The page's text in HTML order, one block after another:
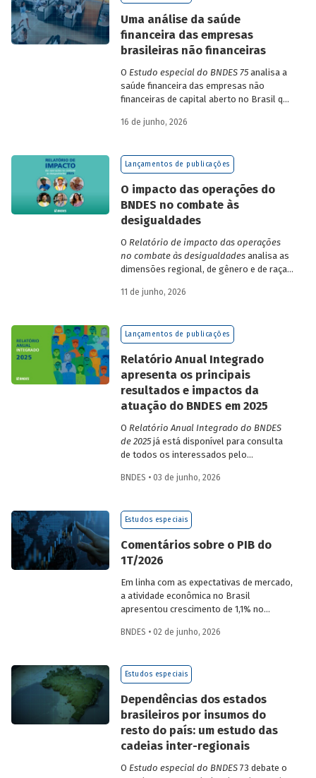
Uma análise da saúde
financeira das empresas
brasileiras não financeiras
O Estudo especial do BNDES 75analisa a
saúde financeira das empresas não
financeiras de capital aberto no Brasil que
valores. Para isso, parte de uma amostra
de finanças e seguros – e de quatro
dimensões: lucratividade, solvência,
16 de junho, 2026
Lançamentos de publicações
O impacto das operações do
BNDES no combate às
desigualdades
O Relatório de impacto das operações
no combate às desigualdadesanalisa as
dimensões regional, de gênero e de raça,
desigualdade de renda no Brasil, no
BNDES.
11 de junho, 2026
Lançamentos de publicações
Relatório Anual Integrado
apresenta os principais
resultados e impactos da
atuação do BNDES em 2025
O Relatório Anual Integrado do BNDES
de 2025já está disponível para consulta
de todos os interessados pelo
sua prestação de contas. O documento
principais resultados, os impactos de sua
atuação no ano, e mostra como o BNDES
consistente e sólida, mesmo diante de
cenários desafiadores.
BNDES • 03 de junho, 2026
Estudos especiais
Comentários sobre o PIB do
1T/2026
Em linha com as expectativas de mercado,
a atividade econômica no Brasil
apresentou crescimento de 1,1% no
imediatamente anterior, na série ajustada
detalhada e uma previsão para os
próximos meses no
BNDES • 02 de junho, 2026
Estudos especiais
Dependências dos estados
brasileiros por insumos do
resto do país: um estudo das
cadeias inter-regionais
O Estudo especial do BNDES73 debate o